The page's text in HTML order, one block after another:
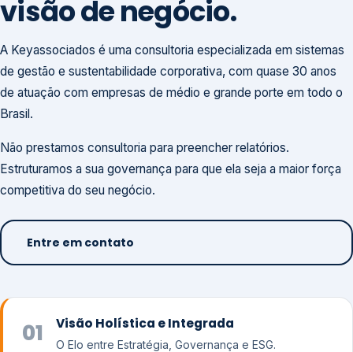
visão de negócio.
A Keyassociados é uma consultoria especializada em sistemas
de gestão e sustentabilidade corporativa, com quase 30 anos
de atuação com empresas de médio e grande porte em todo o
Brasil.
Não prestamos consultoria para preencher relatórios.
Estruturamos a sua governança para que ela seja a maior força
competitiva do seu negócio.
Entre em contato
01 Visão Holística e Integrada
O Elo entre Estratégia, Governança e ESG.